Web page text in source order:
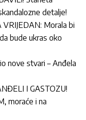
detalje!
Morala bi
bude ukras oko
nove stvari – Anđela
I GASTOZU!
moraće i na